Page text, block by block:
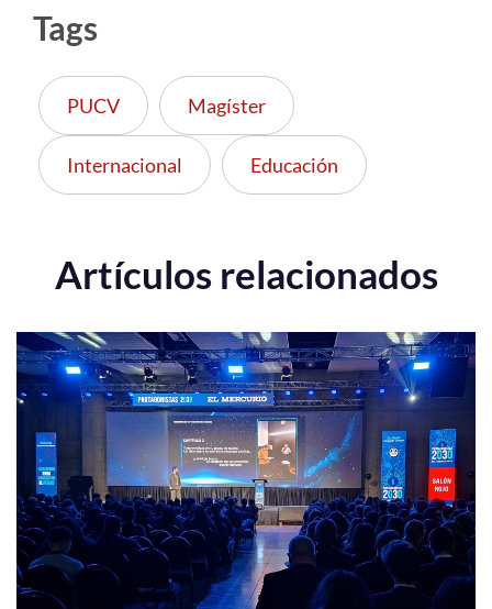
Tags
PUCV Magíster
Internacional Educación
Artículos relacionados